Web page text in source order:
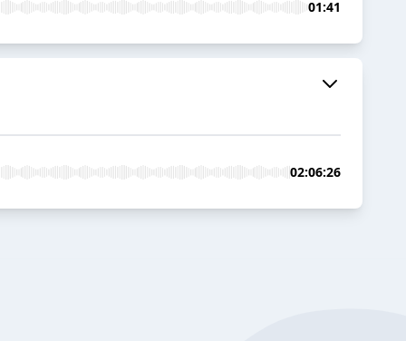
01:41
02:06:26